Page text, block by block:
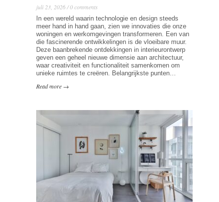
juli 23, 2026 / 0 comments
In een wereld waarin technologie en design steeds
meer hand in hand gaan, zien we innovaties die onze
woningen en werkomgevingen transformeren. Een van
die fascinerende ontwikkelingen is de vloeibare muur.
Deze baanbrekende ontdekkingen in interieurontwerp
geven een geheel nieuwe dimensie aan architectuur,
waar creativiteit en functionaliteit samenkomen om
unieke ruimtes te creëren. Belangrijkste punten…
Read more →